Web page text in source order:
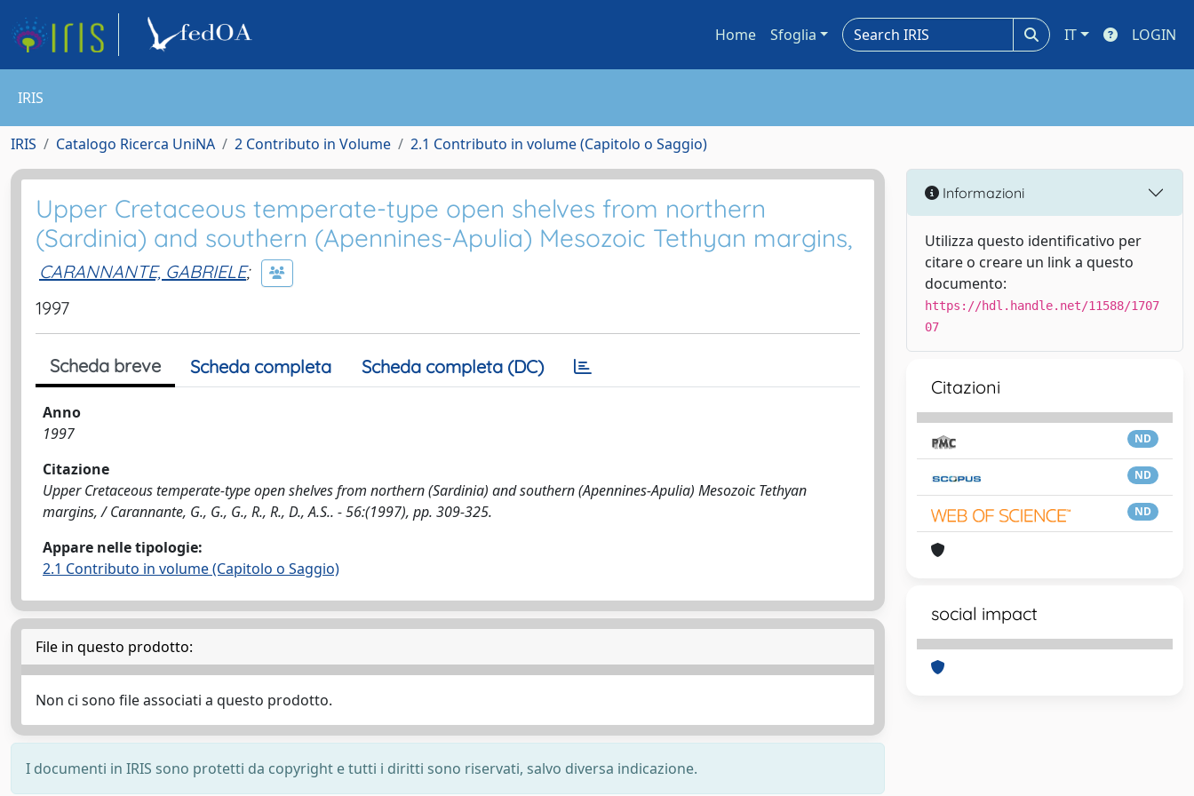
Home Sfoglia IT LOGIN
IRIS
IRIS Catalogo Ricerca UniNA 2 Contributo in Volume 2.1 Contributo in volume (Capitolo o Saggio)
Upper Cretaceous temperate-type open shelves from northern
(Sardinia) and southern (Apennines-Apulia) Mesozoic Tethyan margins,
CARANNANTE, GABRIELE;
1997
Scheda breve Scheda completa Scheda completa (DC)
Anno
1997
Citazione
Upper Cretaceous temperate-type open shelves from northern (Sardinia) and southern (Apennines-Apulia) Mesozoic Tethyan
margins, / Carannante, G., G., G., R., R., D., A.S.. - 56:(1997), pp. 309-325.
Appare nelle tipologie:
2.1 Contributo in volume (Capitolo o Saggio)
File in questo prodotto:
Non ci sono file associati a questo prodotto.
I documenti in IRIS sono protetti da copyright e tutti i diritti sono riservati, salvo diversa indicazione.
Informazioni
Utilizza questo identificativo per
citare o creare un link a questo
documento:
https://hdl.handle.net/11588/1707
07
Citazioni
ND
ND
ND
social impact